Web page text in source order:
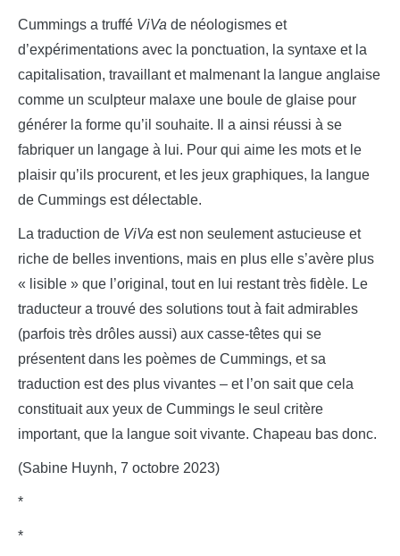
Cummings a truffé ViVa de néologismes et
d’expérimentations avec la ponctuation, la syntaxe et la
capitalisation, travaillant et malmenant la langue anglaise
comme un sculpteur malaxe une boule de glaise pour
générer la forme qu’il souhaite. Il a ainsi réussi à se
fabriquer un langage à lui. Pour qui aime les mots et le
plaisir qu’ils procurent, et les jeux graphiques, la langue
de Cummings est délectable.
La traduction de ViVa est non seulement astucieuse et
riche de belles inventions, mais en plus elle s’avère plus
« lisible » que l’original, tout en lui restant très fidèle. Le
traducteur a trouvé des solutions tout à fait admirables
(parfois très drôles aussi) aux casse-têtes qui se
présentent dans les poèmes de Cummings, et sa
traduction est des plus vivantes – et l’on sait que cela
constituait aux yeux de Cummings le seul critère
important, que la langue soit vivante. Chapeau bas donc.
(Sabine Huynh, 7 octobre 2023)
*
*